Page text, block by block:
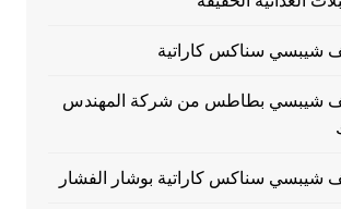
شيبسي سناكس كاراتية
شيبسي بطاطس من شركة المهندس
شيبسي سناكس كاراتية بوشار الفشار